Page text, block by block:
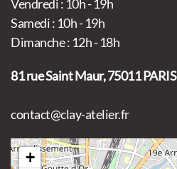
Vendredi : 10h - 19h
Samedi : 10h - 19h
Dimanche : 12h - 18h
81 rue Saint Maur, 75011 PARIS
contact@clay-atelier.fr
+